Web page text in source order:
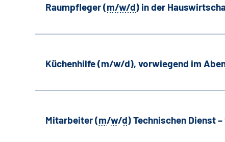
Raumpfleger (m/w/d) in der
Küchenhilfe (m/w/d), vorwiegend im
Mitarbeiter (m/w/d) Technischen Dienst